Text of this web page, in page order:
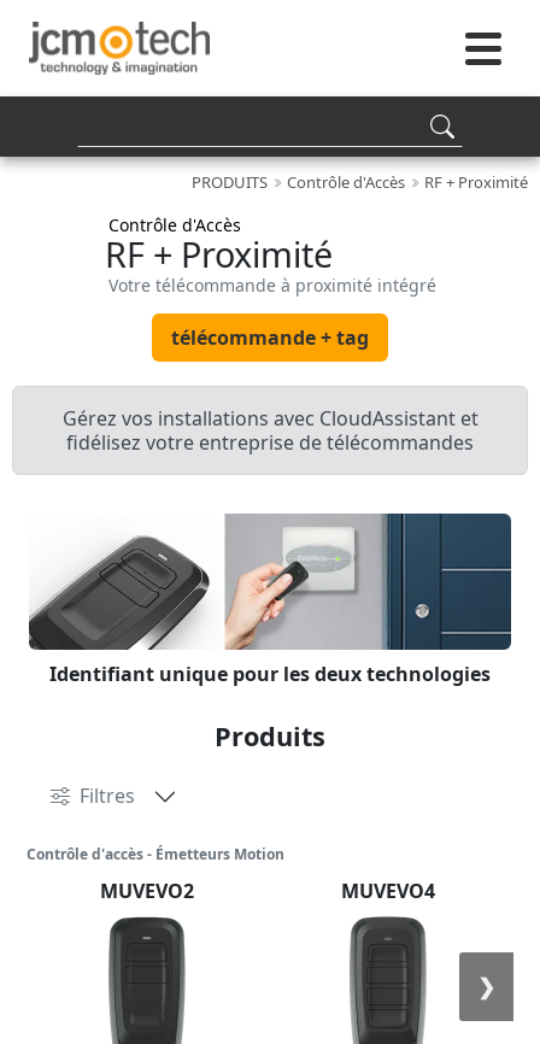
PRODUITS Contrôle d'Accès RF + Proximité
Contrôle d'Accès
RF + Proximité
Votre télécommande à proximité intégré
télécommande + tag
Gérez vos installations avec CloudAssistant et
fidélisez votre entreprise de télécommandes
Identifiant unique pour les deux technologies
Produits
Filtres
Contrôle d'accès - Émetteurs Motion
MUVEVO2 MUVEVO4
❯